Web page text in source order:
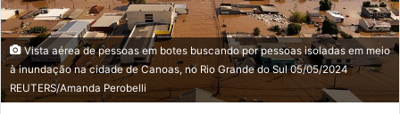
Vista aérea de pessoas em botes buscando por pessoas isoladas em meio
à inundação na cidade de Canoas, no Rio Grande do Sul 05/05/2024
REUTERS/Amanda Perobelli